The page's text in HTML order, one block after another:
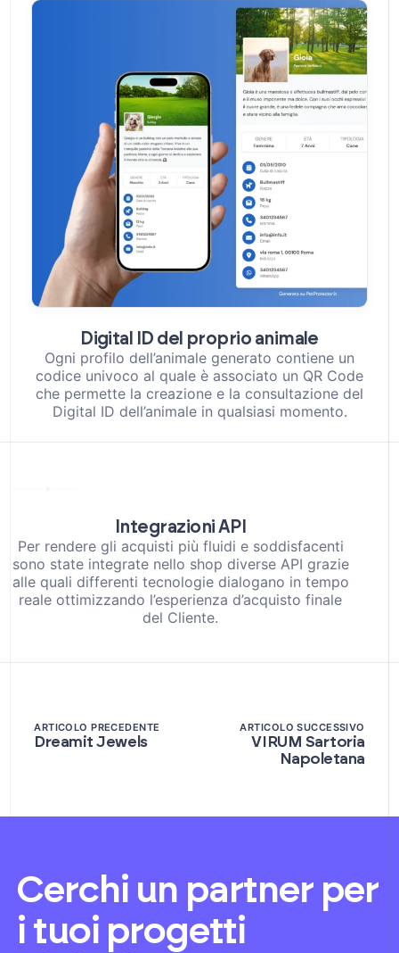
Digital ID del proprio animale
Ogni profilo dell’animale generato contiene un
codice univoco al quale è associato un QR Code
che permette la creazione e la consultazione del
Digital ID dell’animale in qualsiasi momento.
Integrazioni API
Per rendere gli acquisti più fluidi e soddisfacenti
sono state integrate nello shop diverse API grazie
alle quali differenti tecnologie dialogano in tempo
reale ottimizzando l’esperienza d’acquisto finale
del Cliente.
ARTICOLO PRECEDENTE
Dreamit Jewels
ARTICOLO SUCCESSIVO
VIRUM Sartoria
Napoletana
Cerchi un partner per
i tuoi progetti